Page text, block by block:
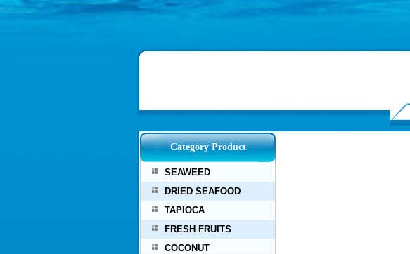
Category Product
SEAWEED
DRIED SEAFOOD
TAPIOCA
FRESH FRUITS
COCONUT